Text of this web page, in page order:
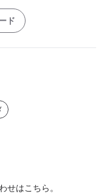
ド
せはこちら。